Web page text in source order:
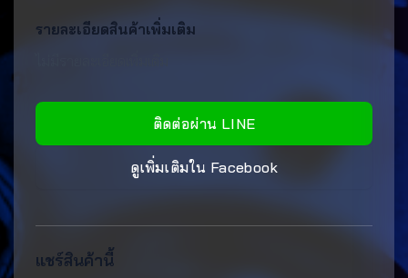
รายละเอียดสินค้าเพิ่มเติม
ติดต่อผ่าน LINE
ดูเพิ่มเติมใน Facebook
แชร์สินค้านี้